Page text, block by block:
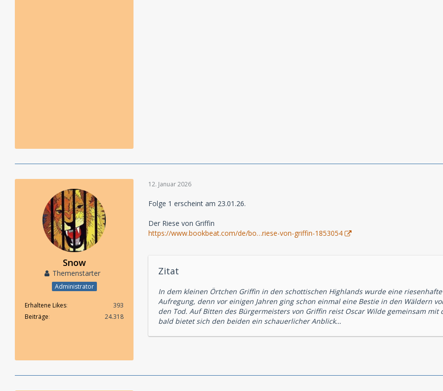
Snow
Themenstarter
Administrator
Erhaltene Likes
393
Beiträge
24.318
12. Januar 2026
Folge 1 erscheint am 23.01.26.
Der Riese von Griffin
https://www.bookbeat.com/de/bo…riese-von-griffin-1853054
Zitat
In dem kleinen Örtchen Griffin in den schottischen Highlands wurde eine
Aufregung, denn vor einigen Jahren ging schon einmal eine Bestie in den Wäldern
den Tod. Auf Bitten des Bürgermeisters von Griffin reist Oscar Wilde gemeinsam
bald bietet sich den beiden ein schauerlicher Anblick…